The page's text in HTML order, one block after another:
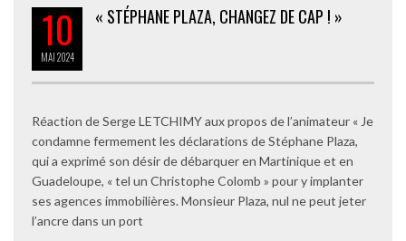
10
MAI2024
« STÉPHANE PLAZA, CHANGEZ DE CAP ! »
Réaction de Serge LETCHIMY aux propos de l’animateur « Je
condamne fermement les déclarations de Stéphane Plaza,
qui a exprimé son désir de débarquer en Martinique et en
Guadeloupe, « tel un Christophe Colomb » pour y implanter
ses agences immobilières. Monsieur Plaza, nul ne peut jeter
l’ancre dans un port